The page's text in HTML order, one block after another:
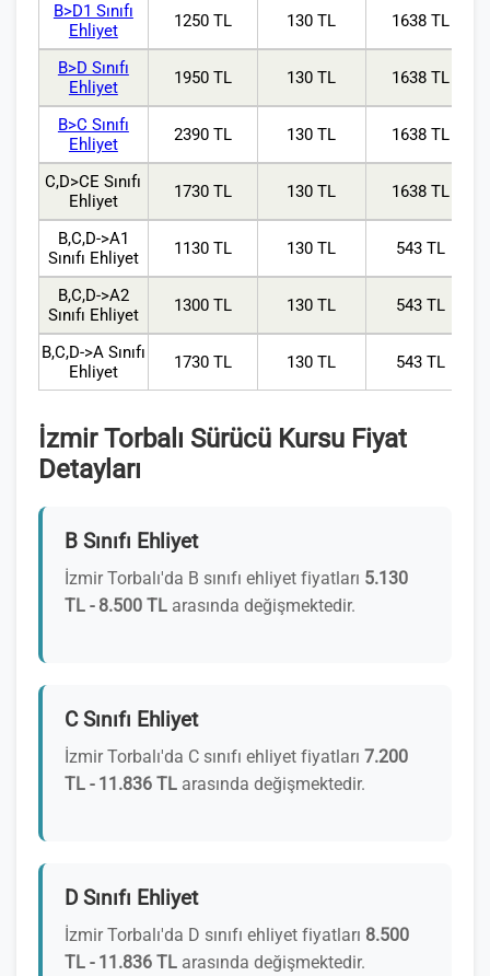
B>D1 Sınıfı
Ehliyet
1250 TL 130 TL 1638 TL
B>D Sınıfı
Ehliyet
1950 TL 130 TL 1638 TL
B>C Sınıfı
Ehliyet
2390 TL 130 TL 1638 TL
C,D>CE Sınıfı
Ehliyet
1730 TL 130 TL 1638 TL
B,C,D->A1
Sınıfı Ehliyet
1130 TL 130 TL 543 TL
B,C,D->A2
Sınıfı Ehliyet
1300 TL 130 TL 543 TL
B,C,D->A Sınıfı
Ehliyet
1730 TL 130 TL 543 TL
İzmir Torbalı Sürücü Kursu Fiyat
Detayları
B Sınıfı Ehliyet
İzmir Torbalı'da B sınıfı ehliyet fiyatları 5.130
TL - 8.500 TL arasında değişmektedir.
C Sınıfı Ehliyet
İzmir Torbalı'da C sınıfı ehliyet fiyatları 7.200
TL - 11.836 TL arasında değişmektedir.
D Sınıfı Ehliyet
İzmir Torbalı'da D sınıfı ehliyet fiyatları 8.500
TL - 11.836 TL arasında değişmektedir.